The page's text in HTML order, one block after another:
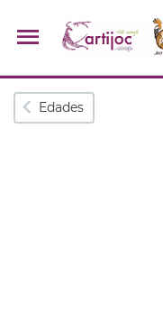
Búsquedas populares
Edades